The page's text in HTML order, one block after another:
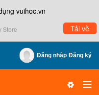
vuihoc.vn
Store Tải về
Đăng nhập Đăng ký